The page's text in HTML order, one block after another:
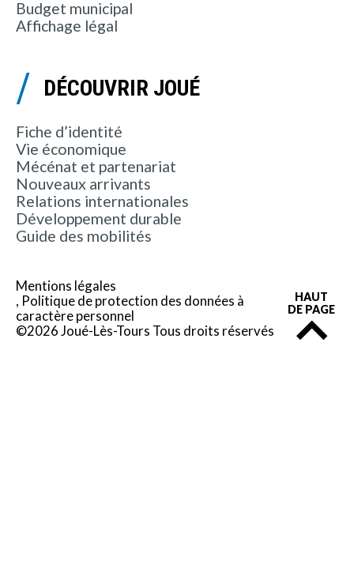
Budget municipal
Affichage légal
DÉCOUVRIR JOUÉ
Fiche d’identité
Vie économique
Mécénat et partenariat
Nouveaux arrivants
Relations internationales
Développement durable
Guide des mobilités
Mentions légales
Politique de protection des données à
caractère personnel
©2026 Joué-Lès-Tours Tous droits réservés
HAUT
DE PAGE